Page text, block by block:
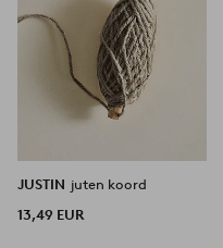
JUSTIN juten koord
13,49 EUR